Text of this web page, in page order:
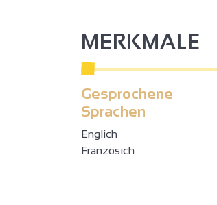
MERKMALE
Gesprochene
Sprachen
Englich
Französich